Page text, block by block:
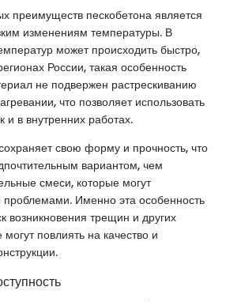
преимуществ пескобетона является
изменениям температуры. В
может происходить быстро,
России, такая особенность
не подвержен растрескиванию
что позволяет использовать
и в внутренних работах.
свою форму и прочность, что
вариантом, чем
смеси, которые могут
проблемами. Именно эта особенность
возникновения трещин и других
повлиять на качество и